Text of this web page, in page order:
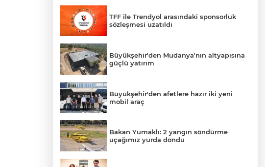
TFF ile Trendyol arasındaki sponsorluk
sözleşmesi uzatıldı
Büyükşehir'den Mudanya'nın altyapısına
güçlü yatırım
Büyükşehir'den afetlere hazır iki yeni
mobil araç
Bakan Yumaklı: 2 yangın söndürme
uçağımız yurda döndü